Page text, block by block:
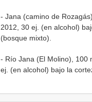
- Jana (camino de
2012, 30 ej. (en alcohol)
(bosque mixto).
- Río Jana (El Molino), 100
ej. (en alcohol) bajo la